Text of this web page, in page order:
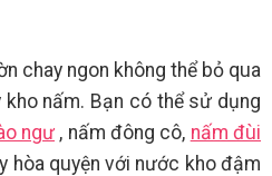
chay ngon không thể bỏ qua
kho nấm. Bạn có thể sử dụng
ngư , nấm đông cô, nấm đùi
hòa quyện với nước kho đậm